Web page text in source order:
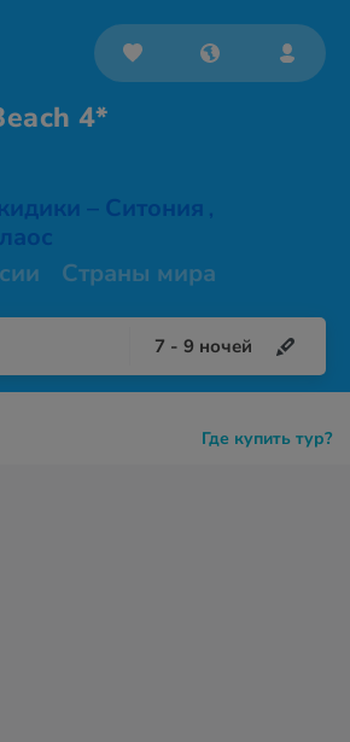
4*
– Ситония ,
Страны мира
7 - 9 ночей
Где купить тур?